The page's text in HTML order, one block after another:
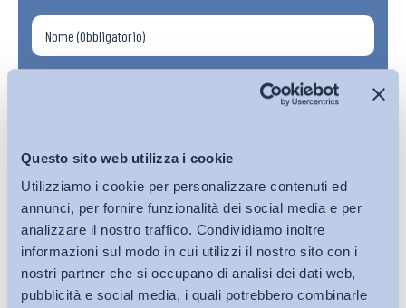
Questo sito web utilizza i cookie
Utilizziamo i cookie per personalizzare contenuti ed
annunci, per fornire funzionalità dei social media e per
analizzare il nostro traffico. Condividiamo inoltre
informazioni sul modo in cui utilizzi il nostro sito con i
nostri partner che si occupano di analisi dei dati web,
pubblicità e social media, i quali potrebbero combinarle